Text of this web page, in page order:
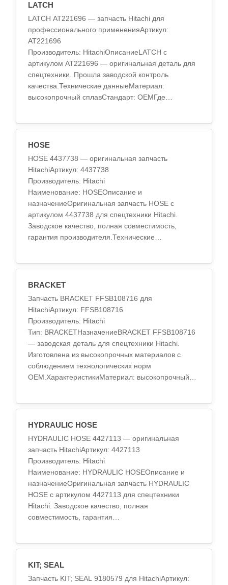
LATCH
LATCH AT221696 — запчасть Hitachi для
профессионального примененияАртикул:
AT221696
Производитель: HitachiОписаниеLATCH с
артикулом AT221696 — оригинальная деталь для
спецтехники. Прошла заводской контроль
качества.Технические данныеМатериал:
высокопрочный сплавСтандарт: OEMГде
HOSE
HOSE 4437738 — оригинальная запчасть
HitachiАртикул: 4437738
Производитель: Hitachi
Наименование: HOSEОписание и
назначениеОригинальная запчасть HOSE с
артикулом 4437738 для спецтехники Hitachi.
Заводское качество, полная совместимость,
гарантия производителя.Технические
BRACKET
Запчасть BRACKET FFSB108716 для
HitachiАртикул: FFSB108716
Производитель: Hitachi
Тип: BRACKETНазначениеBRACKET FFSB108716
— заводская деталь для спецтехники Hitachi.
Изготовлена из высокопрочных материалов с
соблюдением технологических норм
OEM.ХарактеристикиМатериал: высокопрочный
HYDRAULIC HOSE
HYDRAULIC HOSE 4427113 — оригинальная
запчасть HitachiАртикул: 4427113
Производитель: Hitachi
Наименование: HYDRAULIC HOSEОписание и
назначениеОригинальная запчасть HYDRAULIC
HOSE с артикулом 4427113 для спецтехники
Hitachi. Заводское качество, полная
совместимость, гарантия
KIT; SEAL
Запчасть KIT; SEAL 9180579 для HitachiАртикул: